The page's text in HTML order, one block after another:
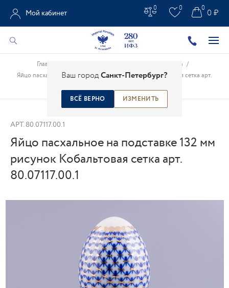
Ваш городСанкт-Петербург?
ВСЁ ВЕРНО ИЗМЕНИТЬ
Мой кабинет
0 0 0 ₽
0
Главная Пасха /
Яйцо пасхальное на подставке 132 мм рисунок Кобальтовая сетка арт.
АРТ. 80.07117.00.1
Яйцо пасхальное на подставке 132 мм
рисунок Кобальтовая сетка арт.
80.07117.00.1